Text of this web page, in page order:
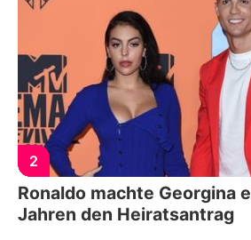
2
Ronaldo machte Georgina
Jahren den Heiratsantrag